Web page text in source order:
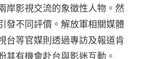
岸影視交流的象徵性人物。然
發不同評價。解放軍相關媒體
台等官媒則透過專訪及報道肯
其有機會赴台與影迷互動。